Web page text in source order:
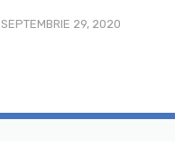
SEPTEMBRIE 29, 2020